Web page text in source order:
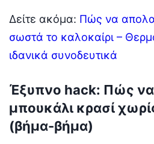
Δείτε ακόμα: Πώς να
σωστά το καλοκαίρι –
ιδανικά συνοδευτικά
Έξυπνο hack: Πώς να
μπουκάλι κρασί
(βήμα-βήμα)